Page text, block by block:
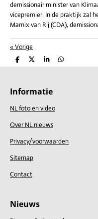
demissionair minister van
vicepremier. In de praktijk zal
Marnix van Rij (CDA),
«Vorige
D
e
n
D
e
S
h
e
D
e
Informatie
NL foto en video
Over NL nieuws
Privacy/voorwaarden
Sitemap
Contact
Nieuws